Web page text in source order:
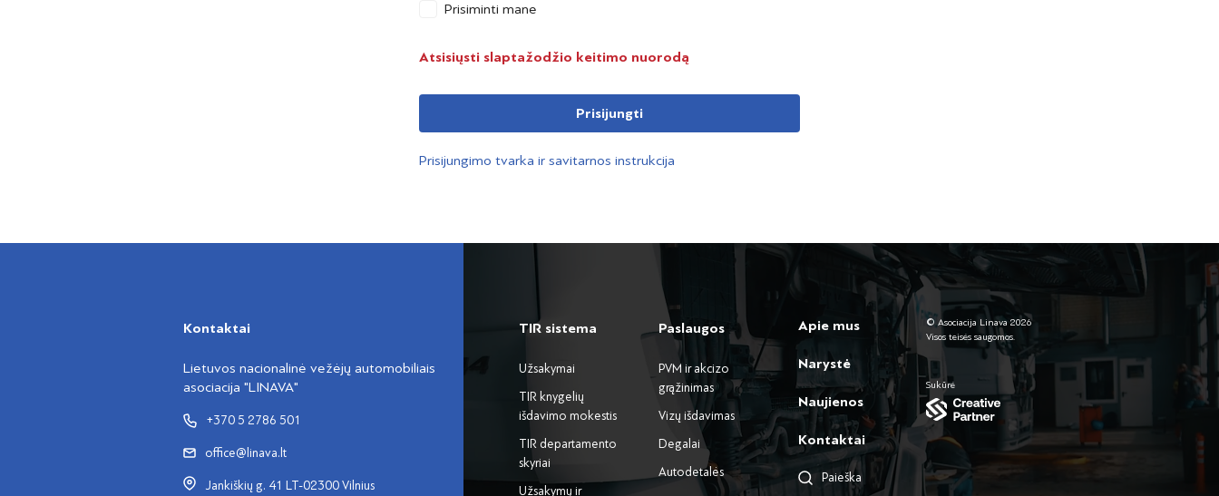
Prisiminti mane
Atsisiųsti slaptažodžio keitimo nuorodą
Prisijungti
Prisijungimo tvarka ir savitarnos instrukcija
Kontaktai
Lietuvos nacionalinė vežėjų automobiliais
asociacija "LINAVA"
+370 5 2786 501
office@linava.lt
Jankiškių g. 41 LT-02300 Vilnius
TIR sistema
Užsakymai
TIR knygelių
išdavimo mokestis
TIR departamento
skyriai
Užsakymų ir
Paslaugos
PVM ir akcizo
grąžinimas
Vizų išdavimas
Degalai
Autodetalės
Apie mus
Narystė
Naujienos
Kontaktai
Paieška
© Asociacija Linava 2026
Visos teisės saugomos.
Sukūrė